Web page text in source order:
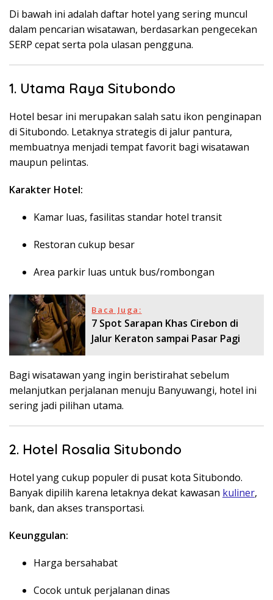
Di bawah ini adalah daftar hotel yang sering muncul
dalam pencarian wisatawan, berdasarkan pengecekan
SERP cepat serta pola ulasan pengguna.
1. Utama Raya Situbondo
Hotel besar ini merupakan salah satu ikon penginapan
di Situbondo. Letaknya strategis di jalur pantura,
membuatnya menjadi tempat favorit bagi wisatawan
maupun pelintas.
Karakter Hotel:
Kamar luas, fasilitas standar hotel transit
Restoran cukup besar
Area parkir luas untuk bus/rombongan
Baca Juga:
7 Spot Sarapan Khas Cirebon di
Jalur Keraton sampai Pasar Pagi
Bagi wisatawan yang ingin beristirahat sebelum
melanjutkan perjalanan menuju Banyuwangi, hotel ini
sering jadi pilihan utama.
2. Hotel Rosalia Situbondo
Hotel yang cukup populer di pusat kota Situbondo.
Banyak dipilih karena letaknya dekat kawasan kuliner,
bank, dan akses transportasi.
Keunggulan:
Harga bersahabat
Cocok untuk perjalanan dinas